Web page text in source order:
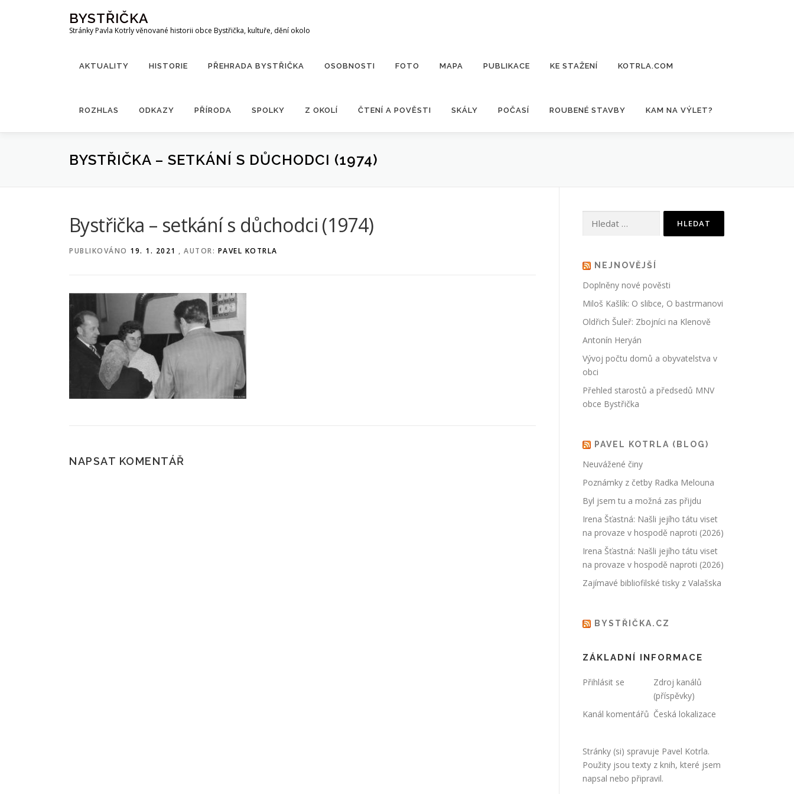
BYSTŘIČKA
Stránky Pavla Kotrly věnované historii obce Bystřička, kultuře, dění okolo
AKTUALITY HISTORIE PŘEHRADA BYSTŘIČKA OSOBNOSTI FOTO MAPA PUBLIKACE KE STAŽENÍ KOTRLA.COM
ROZHLAS ODKAZY PŘÍRODA SPOLKY Z OKOLÍ ČTENÍ A POVĚSTI SKÁLY POČASÍ ROUBENÉ STAVBY KAM NA VÝLET?
BYSTŘIČKA – SETKÁNÍ S DŮCHODCI (1974)
Bystřička – setkání s důchodci (1974)
PUBLIKOVÁNO 19. 1. 2021 , AUTOR: PAVEL KOTRLA
NAPSAT KOMENTÁŘ
NEJNOVĚJŠÍ
Doplněny nové pověsti
Miloš Kašlík: O slibce, O bastrmanovi
Oldřich Šuleř: Zbojníci na Klenově
Antonín Heryán
Vývoj počtu domů a obyvatelstva v
obci
Přehled starostů a předsedů MNV
obce Bystřička
PAVEL KOTRLA (BLOG)
Neuvážené činy
Poznámky z četby Radka Melouna
Byl jsem tu a možná zas přijdu
Irena Šťastná: Našli jejího tátu viset
na provaze v hospodě naproti (2026)
Irena Šťastná: Našli jejího tátu viset
na provaze v hospodě naproti (2026)
Zajímavé bibliofilské tisky z Valašska
BYSTŘIČKA.CZ
ZÁKLADNÍ INFORMACE
Přihlásit se
Zdroj kanálů
(příspěvky)
Kanál komentářů Česká lokalizace
Stránky (si) spravuje Pavel Kotrla.
Použity jsou texty z knih, které jsem
napsal nebo připravil.